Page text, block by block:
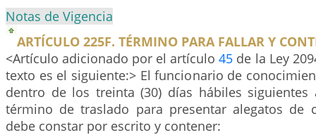
Notas de Vigencia
ARTÍCULO 225F. TÉRMINO PARA FALLAR Y
<Artículo adicionado por el artículo45 de la Ley
texto es el siguiente:> El funcionario de
dentro de los treinta (30) días hábiles siguientes
término de traslado para presentar alegatos de
debe constar por escrito y contener: